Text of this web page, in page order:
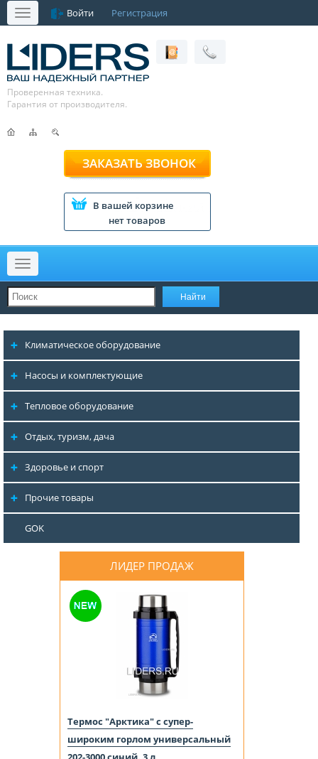
Меню Войти Регистрация
Проверенная техника.
Гарантия от производителя.
ЗАКАЗАТЬ ЗВОНОК
В вашей корзине
нет товаров
Меню
Климатическое оборудование
Насосы и комплектующие
Тепловое оборудование
Отдых, туризм, дача
Здоровье и спорт
Прочие товары
GOK
ЛИДЕР ПРОДАЖ
Термос "Арктика" с супер-
широким горлом универсальный